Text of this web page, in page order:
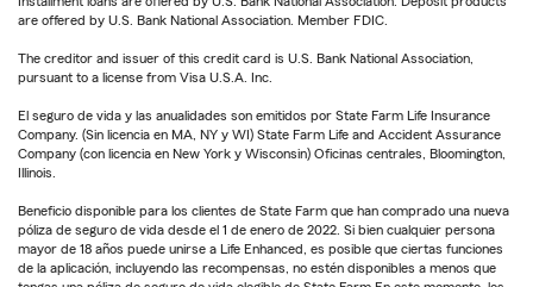
are offered by U.S. Bank National Association. Member FDIC.
The creditor and issuer of this credit card is U.S. Bank National Association,
pursuant to a license from Visa U.S.A. Inc.
El seguro de vida y las anualidades son emitidos por State Farm Life Insurance
Company. (Sin licencia en MA, NY y WI) State Farm Life and Accident Assurance
Company (con licencia en New York y Wisconsin) Oficinas centrales, Bloomington,
Illinois.
Beneficio disponible para los clientes de State Farm que han comprado una nueva
póliza de seguro de vida desde el 1 de enero de 2022. Si bien cualquier persona
mayor de 18 años puede unirse a Life Enhanced, es posible que ciertas funciones
de la aplicación, incluyendo las recompensas, no estén disponibles a menos que